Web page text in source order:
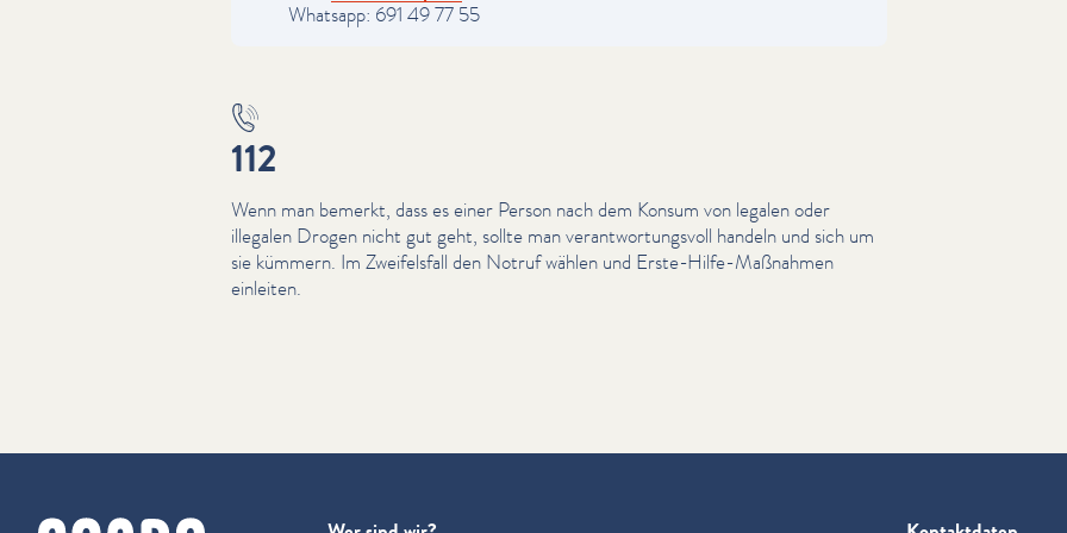
Whatsapp: 691 49 77 55
112
Wenn man bemerkt, dass es einer Person nach dem Konsum von legalen oder
illegalen Drogen nicht gut geht, sollte man ver­ant­wor­tungsvoll handeln und sich um
sie kümmern. Im Zweifels­fall den Notruf wählen und Erste-Hilfe-Maßnahmen
einleiten.